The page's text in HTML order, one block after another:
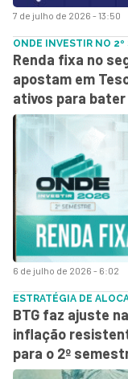
7 de julho de 2026 - 13:50
6 de julho de 2026 - 6:02
ONDE INVESTIR NO 2º
Renda fixa no
apostam em
ativos para bater
ESTRATÉGIA DE
BTG faz ajuste
inflação
para o 2º